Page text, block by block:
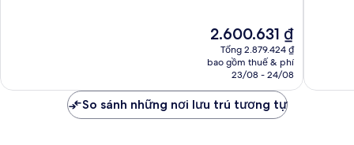
Giá
hiện
tại
2.600.631 ₫
2.600.631 ₫
Tổng 2.879.424 ₫
bao gồm thuế & phí
23/08 - 24/08
So sánh những nơi lưu trú tương tự